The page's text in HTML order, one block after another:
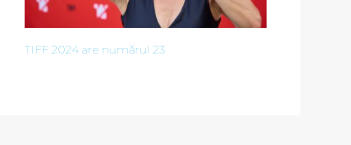
TIFF 2024 are numărul 23